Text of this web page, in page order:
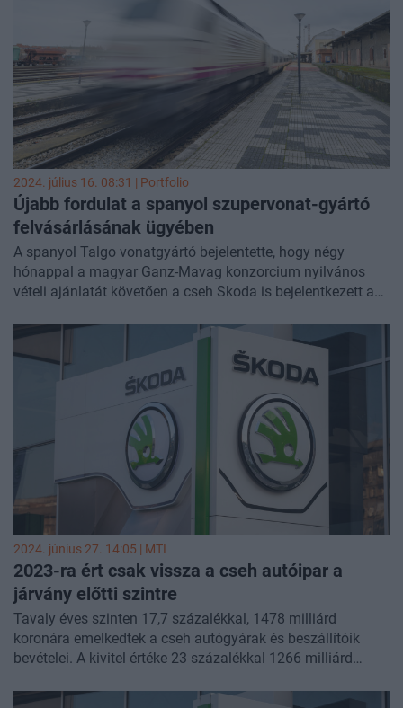
2024. július 16. 08:31 | Portfolio
Újabb fordulat a spanyol szupervonat-gyártó
felvásárlásának ügyében
A spanyol Talgo vonatgyártó bejelentette, hogy négy
hónappal a magyar Ganz-Mavag konzorcium nyilvános
vételi ajánlatát követően a cseh Skoda is bejelentkezett a
2024. június 27. 14:05 | MTI
2023-ra ért csak vissza a cseh autóipar a
járvány előtti szintre
Tavaly éves szinten 17,7 százalékkal, 1478 milliárd
koronára emelkedtek a cseh autógyárak és beszállítóik
bevételei. A kivitel értéke 23 százalékkal 1266 milliárd
csütörtökön Prágában.